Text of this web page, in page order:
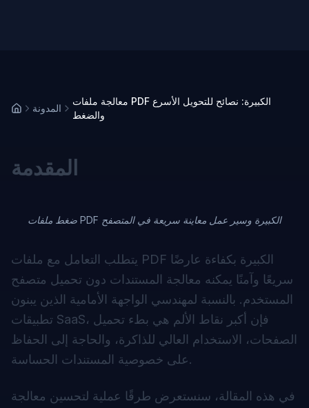
المدونة
معالجة ملفات PDF الكبيرة: نصائح للتحويل الأسرع
والضغط
المقدمة
ضغط ملفات PDF الكبيرة وسير عمل معاينة سريعة في المتصفح
يتطلب التعامل مع ملفات PDF الكبيرة بكفاءة عارضًا
سريعًا وآمنًا يمكنه معالجة المستندات دون تحميل متصفح
المستخدم. بالنسبة لمهندسي الواجهة الأمامية الذين يبنون
تطبيقات SaaS، فإن أكبر نقاط الألم هي بطء تحميل
الصفحات، الاستخدام العالي للذاكرة، والحاجة إلى الحفاظ
على خصوصية المستندات الحساسة.
في هذه المقالة، سنستعرض طرقًا عملية لتحسين معالجة